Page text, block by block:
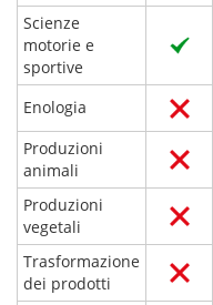
Scienze
motorie e
sportive
Enologia
Produzioni
animali
Produzioni
vegetali
Trasformazione
dei prodotti